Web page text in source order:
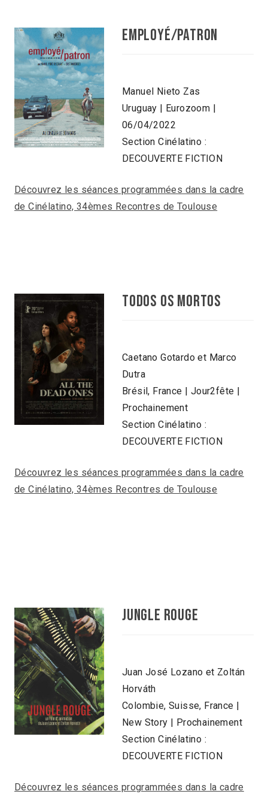
EMPLOYÉ/PATRON
Manuel Nieto Zas
Uruguay | Eurozoom |
06/04/2022
Section Cinélatino :
DECOUVERTE FICTION
Découvrez les séances programmées dans la cadre
de Cinélatino, 34èmes Recontres de Toulouse
Todos os mortos
Caetano Gotardo et Marco
Dutra
Brésil, France | Jour2fête |
Prochainement
Section Cinélatino :
DECOUVERTE FICTION
Découvrez les séances programmées dans la cadre
de Cinélatino, 34èmes Recontres de Toulouse
JUNGLE ROUGE
Juan José Lozano et Zoltán
Horváth
Colombie, Suisse, France |
New Story | Prochainement
Section Cinélatino :
DECOUVERTE FICTION
Découvrez les séances programmées dans la cadre